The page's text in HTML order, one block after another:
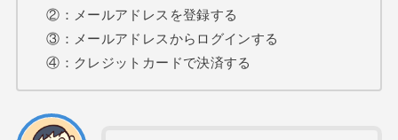
②：メールアドレスを登録する
③：メールアドレスからログインする
④：クレジットカードで決済する